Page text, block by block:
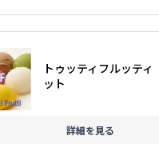
トゥッティフルッテ
ット
詳細を見る